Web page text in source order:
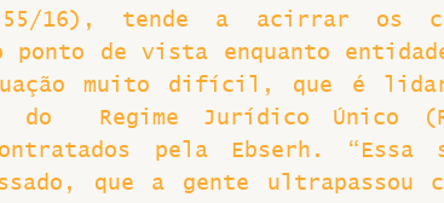
55/16), tende a acirrar os
ponto de vista enquanto
muito difícil, que é
do  Regime Jurídico Único
pela Ebserh.
que a gente ultrapassou